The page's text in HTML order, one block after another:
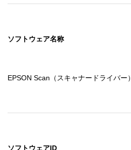
ソフトウェア名称
EPSON Scan（スキャナードライバー）
ソフトウェアID